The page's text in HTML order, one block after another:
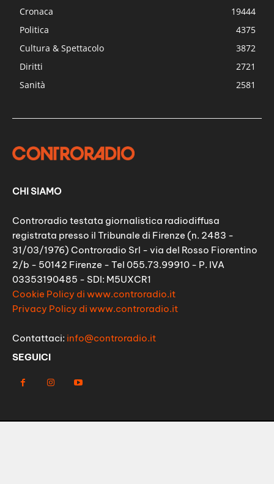
Cronaca
19444
Politica
4375
Cultura & Spettacolo
3872
Diritti
2721
Sanità
2581
CHI SIAMO
Controradio testata giornalistica radiodiffusa
registrata presso il Tribunale di Firenze (n. 2483 -
31/03/1976) Controradio Srl - via del Rosso Fiorentino
2/b - 50142 Firenze - Tel 055.73.99910 - P. IVA
03353190485 - SDI: M5UXCR1
Cookie Policy di www.controradio.it
Privacy Policy di www.controradio.it
Contattaci: info@controradio.it
SEGUICI